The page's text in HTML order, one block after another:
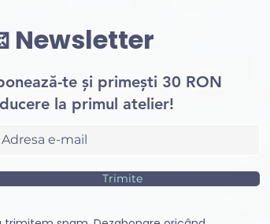
Newsletter
te și primești 30 RON
la primul atelier!
Trimite